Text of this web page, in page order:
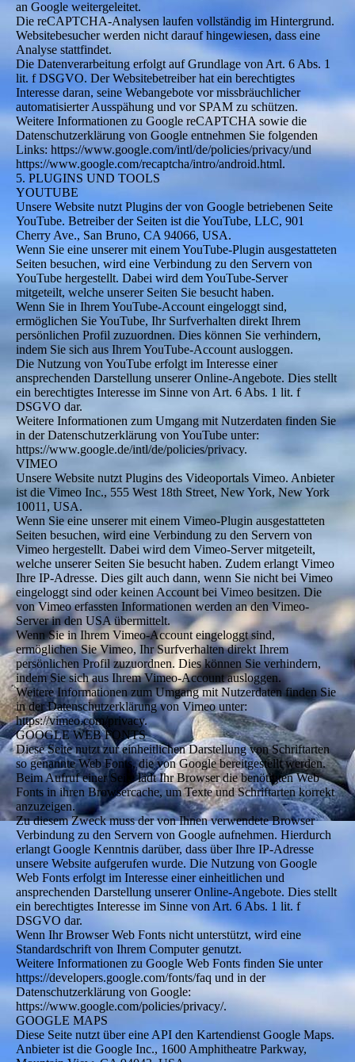
an Google weitergeleitet.
Die reCAPTCHA-Analysen laufen vollständig im Hintergrund.
Websitebesucher werden nicht darauf hingewiesen, dass eine
Analyse stattfindet.
Die Datenverarbeitung erfolgt auf Grundlage von Art. 6 Abs. 1
lit. f DSGVO. Der Websitebetreiber hat ein berechtigtes
Interesse daran, seine Webangebote vor missbräuchlicher
automatisierter Ausspähung und vor SPAM zu schützen.
Weitere Informationen zu Google reCAPTCHA sowie die
Datenschutzerklärung von Google entnehmen Sie folgenden
Links: https://www.google.com/intl/de/policies/privacy/und
https://www.google.com/recaptcha/intro/android.html.
5. PLUGINS UND TOOLS
YOUTUBE
Unsere Website nutzt Plugins der von Google betriebenen Seite
YouTube. Betreiber der Seiten ist die YouTube, LLC, 901
Cherry Ave., San Bruno, CA 94066, USA.
Wenn Sie eine unserer mit einem YouTube-Plugin ausgestatteten
Seiten besuchen, wird eine Verbindung zu den Servern von
YouTube hergestellt. Dabei wird dem YouTube-Server
mitgeteilt, welche unserer Seiten Sie besucht haben.
Wenn Sie in Ihrem YouTube-Account eingeloggt sind,
ermöglichen Sie YouTube, Ihr Surfverhalten direkt Ihrem
persönlichen Profil zuzuordnen. Dies können Sie verhindern,
indem Sie sich aus Ihrem YouTube-Account ausloggen.
Die Nutzung von YouTube erfolgt im Interesse einer
ansprechenden Darstellung unserer Online-Angebote. Dies stellt
ein berechtigtes Interesse im Sinne von Art. 6 Abs. 1 lit. f
DSGVO dar.
Weitere Informationen zum Umgang mit Nutzerdaten finden Sie
in der Datenschutzerklärung von YouTube unter:
https://www.google.de/intl/de/policies/privacy.
VIMEO
Unsere Website nutzt Plugins des Videoportals Vimeo. Anbieter
ist die Vimeo Inc., 555 West 18th Street, New York, New York
10011, USA.
Wenn Sie eine unserer mit einem Vimeo-Plugin ausgestatteten
Seiten besuchen, wird eine Verbindung zu den Servern von
Vimeo hergestellt. Dabei wird dem Vimeo-Server mitgeteilt,
welche unserer Seiten Sie besucht haben. Zudem erlangt Vimeo
Ihre IP-Adresse. Dies gilt auch dann, wenn Sie nicht bei Vimeo
eingeloggt sind oder keinen Account bei Vimeo besitzen. Die
von Vimeo erfassten Informationen werden an den Vimeo-
Server in den USA übermittelt.
Wenn Sie in Ihrem Vimeo-Account eingeloggt sind,
ermöglichen Sie Vimeo, Ihr Surfverhalten direkt Ihrem
persönlichen Profil zuzuordnen. Dies können Sie verhindern,
indem Sie sich aus Ihrem Vimeo-Account ausloggen.
Weitere Informationen zum Umgang mit Nutzerdaten finden Sie
in der Datenschutzerklärung von Vimeo unter:
https://vimeo.com/privacy.
GOOGLE WEB FONTS
Diese Seite nutzt zur einheitlichen Darstellung von Schriftarten
so genannte Web Fonts, die von Google bereitgestellt werden.
Beim Aufruf einer Seite lädt Ihr Browser die benötigten Web
Fonts in ihren Browsercache, um Texte und Schriftarten korrekt
anzuzeigen.
Zu diesem Zweck muss der von Ihnen verwendete Browser
Verbindung zu den Servern von Google aufnehmen. Hierdurch
erlangt Google Kenntnis darüber, dass über Ihre IP-Adresse
unsere Website aufgerufen wurde. Die Nutzung von Google
Web Fonts erfolgt im Interesse einer einheitlichen und
ansprechenden Darstellung unserer Online-Angebote. Dies stellt
ein berechtigtes Interesse im Sinne von Art. 6 Abs. 1 lit. f
DSGVO dar.
Wenn Ihr Browser Web Fonts nicht unterstützt, wird eine
Standardschrift von Ihrem Computer genutzt.
Weitere Informationen zu Google Web Fonts finden Sie unter
https://developers.google.com/fonts/faq und in der
Datenschutzerklärung von Google:
https://www.google.com/policies/privacy/.
GOOGLE MAPS
Diese Seite nutzt über eine API den Kartendienst Google Maps.
Anbieter ist die Google Inc., 1600 Amphitheatre Parkway,